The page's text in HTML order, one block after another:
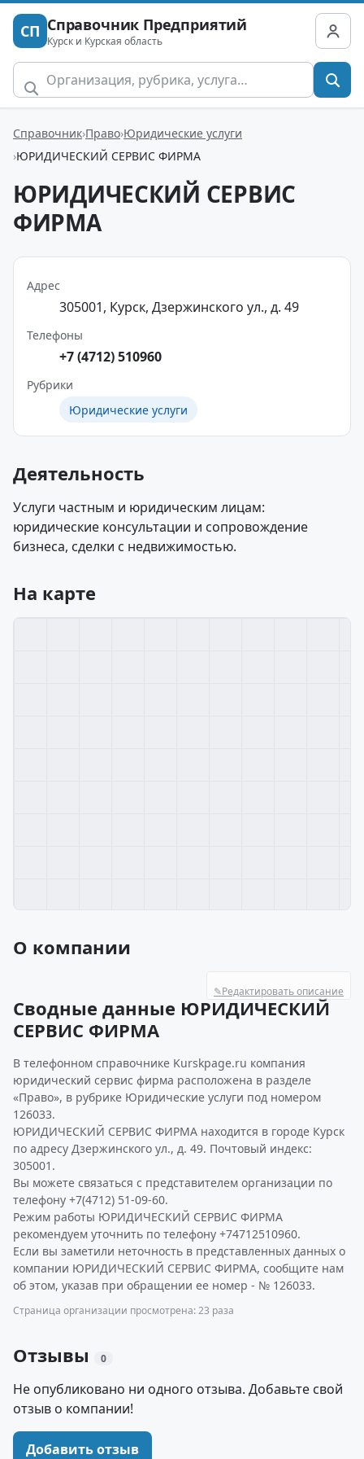
СП Справочник Предприятий
Курск и Курская область
Справочник Право Юридические услуги
ЮРИДИЧЕСКИЙ СЕРВИС ФИРМА
ЮРИДИЧЕСКИЙ СЕРВИС
ФИРМА
Адрес
305001, Курск, Дзержинского ул., д. 49
Телефоны
+7 (4712) 510960
Рубрики
Юридические услуги
Деятельность
Услуги частным и юридическим лицам:
юридические консультации и сопровождение
бизнеса, сделки с недвижимостью.
На карте
О компании
✎Редактировать описание
Сводные данные ЮРИДИЧЕСКИЙ
СЕРВИС ФИРМА
В телефонном справочнике Kurskpage.ru компания
юридический сервис фирма расположена в разделе
«Право», в рубрике Юридические услуги под номером
126033.
ЮРИДИЧЕСКИЙ СЕРВИС ФИРМА находится в городе Курск
по адресу Дзержинского ул., д. 49. Почтовый индекс:
305001.
Вы можете связаться с представителем организации по
телефону +7(4712) 51-09-60.
Режим работы ЮРИДИЧЕСКИЙ СЕРВИС ФИРМА
рекомендуем уточнить по телефону +74712510960.
Если вы заметили неточность в представленных данных о
компании ЮРИДИЧЕСКИЙ СЕРВИС ФИРМА, сообщите нам
об этом, указав при обращении ее номер - № 126033.
Страница организации просмотрена: 23 раза
Отзывы 0
Не опубликовано ни одного отзыва. Добавьте свой
отзыв о компании!
Добавить отзыв